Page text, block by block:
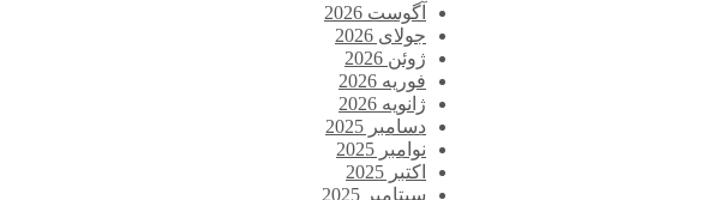
آگوست 2026
جولای 2026
ژوئن 2026
فوریه 2026
ژانویه 2026
دسامبر 2025
نوامبر 2025
اکتبر 2025
سپتامبر 2025